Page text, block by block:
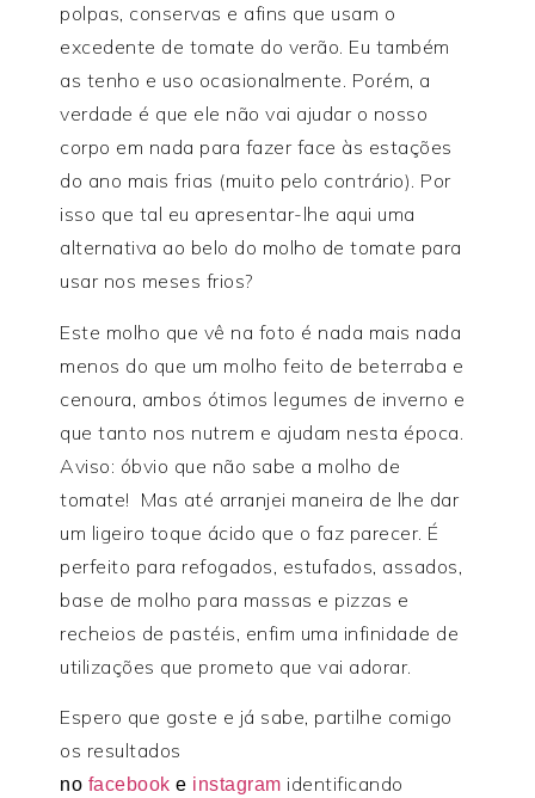
polpas, conservas e afins que usam o
excedente de tomate do verão. Eu também
as tenho e uso ocasionalmente. Porém, a
verdade é que ele não vai ajudar o nosso
corpo em nada para fazer face às estações
do ano mais frias (muito pelo contrário). Por
isso que tal eu apresentar-lhe aqui uma
alternativa ao belo do molho de tomate para
usar nos meses frios?
Este molho que vê na foto é nada mais nada
menos do que um molho feito de beterraba e
cenoura, ambos ótimos legumes de inverno e
que tanto nos nutrem e ajudam nesta época.
Aviso: óbvio que não sabe a molho de
tomate! Mas até arranjei maneira de lhe dar
um ligeiro toque ácido que o faz parecer. É
perfeito para refogados, estufados, assados,
base de molho para massas e pizzas e
recheios de pastéis, enfim uma infinidade de
utilizações que prometo que vai adorar.
Espero que goste e já sabe, partilhe comigo
os resultados
no facebook e instagram identificando